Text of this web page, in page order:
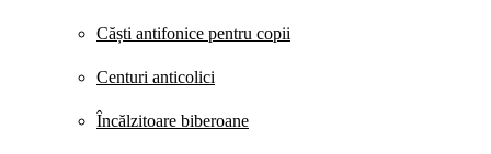
Căști antifonice pentru copii
Centuri anticolici
Încălzitoare biberoane